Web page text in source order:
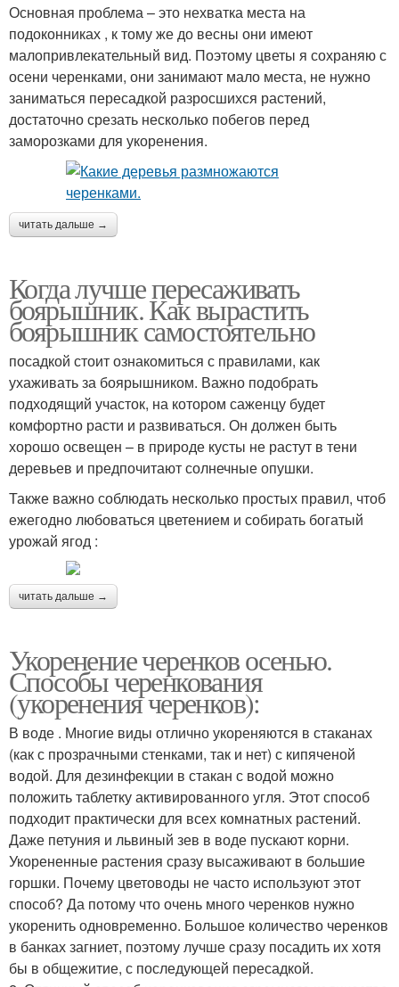
Основная проблема – это нехватка места на
подоконниках , к тому же до весны они имеют
малопривлекательный вид. Поэтому цветы я сохраняю с
осени черенками, они занимают мало места, не нужно
заниматься пересадкой разросшихся растений,
достаточно срезать несколько побегов перед
заморозками для укоренения.
читать дальше →
Когда лучше пересаживать
боярышник. Как вырастить
боярышник самостоятельно
посадкой стоит ознакомиться с правилами, как
ухаживать за боярышником. Важно подобрать
подходящий участок, на котором саженцу будет
комфортно расти и развиваться. Он должен быть
хорошо освещен – в природе кусты не растут в тени
деревьев и предпочитают солнечные опушки.
Также важно соблюдать несколько простых правил, чтоб
ежегодно любоваться цветением и собирать богатый
урожай ягод :
читать дальше →
Укоренение черенков осенью.
Способы черенкования
(укоренения черенков):
В воде . Многие виды отлично укореняются в стаканах
(как с прозрачными стенками, так и нет) с кипяченой
водой. Для дезинфекции в стакан с водой можно
положить таблетку активированного угля. Этот способ
подходит практически для всех комнатных растений.
Даже петуния и львиный зев в воде пускают корни.
Укорененные растения сразу высаживают в большие
горшки. Почему цветоводы не часто используют этот
способ? Да потому что очень много черенков нужно
укоренить одновременно. Большое количество черенков
в банках загниет, поэтому лучше сразу посадить их хотя
бы в общежитие, с последующей пересадкой.